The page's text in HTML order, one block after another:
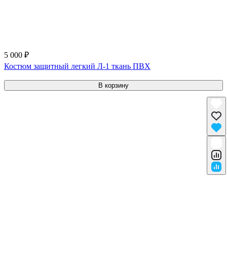
5 000 ₽
Костюм защитный легкий Л-1 ткань ПВХ
В корзину